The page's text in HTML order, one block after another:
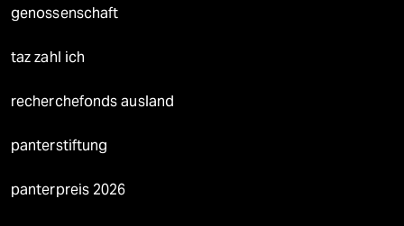
genossenschaft
taz zahl ich
recherchefonds ausland
panterstiftung
panterpreis 2026